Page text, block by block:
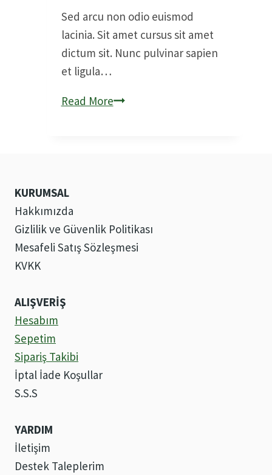
Sed arcu non odio euismod
lacinia. Sit amet cursus sit amet
dictum sit. Nunc pulvinar sapien
et ligula…
Read More13
home
KURUMSAL
Hakkımızda
Gizlilik ve Güvenlik Politikası
Mesafeli Satış Sözleşmesi
KVKK
ALIŞVERİŞ
Hesabım
Sepetim
Sipariş Takibi
İptal İade Koşullar
S.S.S
YARDIM
İletişim
Destek Taleplerim